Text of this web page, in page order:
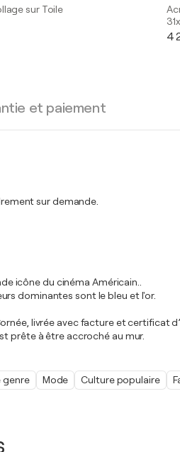
sur Toile
4
et paiement
sur demande.
icône du cinéma Américain..
dominantes sont le bleu et l'or.
livrée avec facture et certificat
prête à être accroché au mur.
genre Mode Culture populaire